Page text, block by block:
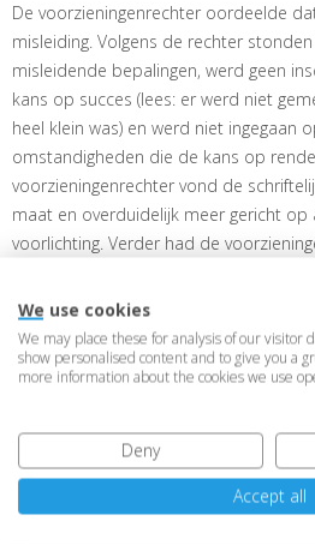
De voorzieningenrechter oordeelde
misleiding. Volgens de rechter
misleidende bepalingen, werd geen
kans op succes (lees: er werd niet
heel klein was) en werd niet ingegaan
omstandigheden die de kans op
voorzieningenrechter vond de
maat en overduidelijk meer gericht op
voorlichting. Verder had de
brengen dat zij had nagelaten te
was om het aanbod voldoende
businessmodel leek te zijn gericht op
beïnvloedbare kopers van het soort
vastgelegde waarschuwingen, aldus de
voorzieningenrechter overwoog dat
over de geldigheid van de
We use cookies
We may place these for analysis of our visitor
show personalised content and to give you a
more information about the cookies we use
Deny
Accept all